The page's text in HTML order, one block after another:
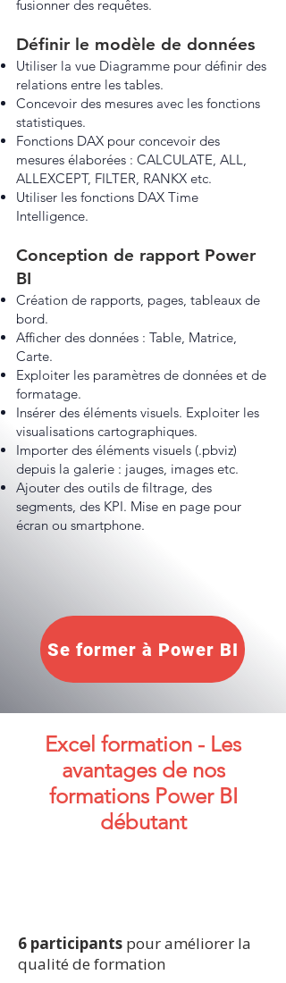
fusionner des requêtes.
Définir le modèle de données
Utiliser la vue Diagramme pour définir des
relations entre les tables.
Concevoir des mesures avec les fonctions
statistiques.
Fonctions DAX pour concevoir des
mesures élaborées : CALCULATE, ALL,
ALLEXCEPT, FILTER, RANKX etc.
Utiliser les fonctions DAX Time
Intelligence.
Conception de rapport Power
BI
Création de rapports, pages, tableaux de
bord.
Afficher des données : Table, Matrice,
Carte.
Exploiter les paramètres de données et de
formatage.
Insérer des éléments visuels. Exploiter les
visualisations cartographiques.
Importer des éléments visuels (.pbviz)
depuis la galerie : jauges, images etc.
Ajouter des outils de filtrage, des
segments, des KPI. Mise en page pour
écran ou smartphone.
Se former à Power BI
Excel formation - Les
avantages de nos
formations Power BI
débutant
6 participants pour améliorer la
qualité de formation